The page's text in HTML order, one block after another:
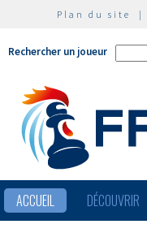
Plan du site |
Rechercher un joueur
ACCUEIL DÉCOUVRIR